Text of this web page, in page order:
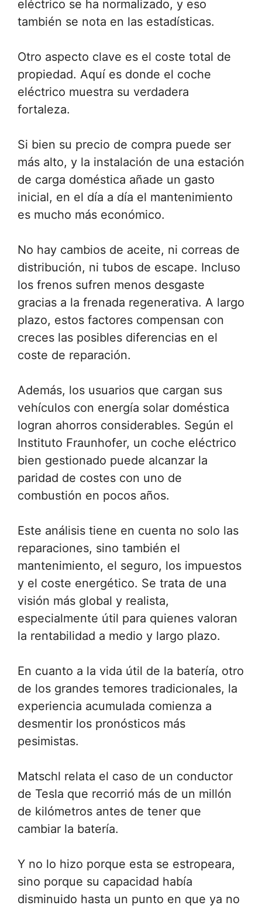
eléctrico se ha normalizado, y eso
también se nota en las estadísticas.
Otro aspecto clave es el coste total de
propiedad. Aquí es donde el coche
eléctrico muestra su verdadera
fortaleza.
Si bien su precio de compra puede ser
más alto, y la instalación de una estación
de carga doméstica añade un gasto
inicial, en el día a día el mantenimiento
es mucho más económico.
No hay cambios de aceite, ni correas de
distribución, ni tubos de escape. Incluso
los frenos sufren menos desgaste
gracias a la frenada regenerativa. A largo
plazo, estos factores compensan con
creces las posibles diferencias en el
coste de reparación.
Además, los usuarios que cargan sus
vehículos con energía solar doméstica
logran ahorros considerables. Según el
Instituto Fraunhofer, un coche eléctrico
bien gestionado puede alcanzar la
paridad de costes con uno de
combustión en pocos años.
Este análisis tiene en cuenta no solo las
reparaciones, sino también el
mantenimiento, el seguro, los impuestos
y el coste energético. Se trata de una
visión más global y realista,
especialmente útil para quienes valoran
la rentabilidad a medio y largo plazo.
En cuanto a la vida útil de la batería, otro
de los grandes temores tradicionales, la
experiencia acumulada comienza a
desmentir los pronósticos más
pesimistas.
Matschl relata el caso de un conductor
de Tesla que recorrió más de un millón
de kilómetros antes de tener que
cambiar la batería.
Y no lo hizo porque esta se estropeara,
sino porque su capacidad había
disminuido hasta un punto en que ya no